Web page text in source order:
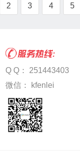
2 3 4 5
Q Q： 251443403
微信： kfenlei